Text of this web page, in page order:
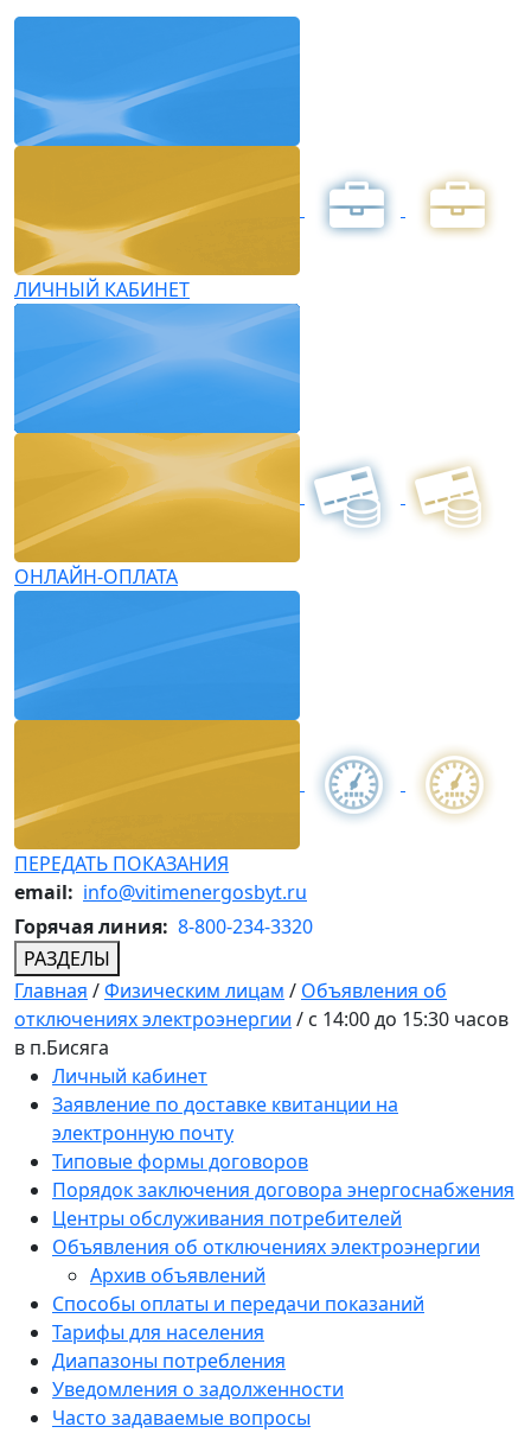
ЛИЧНЫЙ КАБИНЕТ
ОНЛАЙН-ОПЛАТА
ПЕРЕДАТЬ ПОКАЗАНИЯ
email: info@vitimenergosbyt.ru
Горячая линия: 8-800-234-3320
РАЗДЕЛЫ
Главная /Физическим лицам / Объявления об
отключениях электроэнергии / с 14:00 до 15:30 часов
в п.Бисяга
Личный кабинет
Заявление по доставке квитанции на
электронную почту
Типовые формы договоров
Порядок заключения договора энергоснабжения
Центры обслуживания потребителей
Объявления об отключениях электроэнергии
Архив объявлений
Способы оплаты и передачи показаний
Тарифы для населения
Диапазоны потребления
Уведомления о задолженности
Часто задаваемые вопросы